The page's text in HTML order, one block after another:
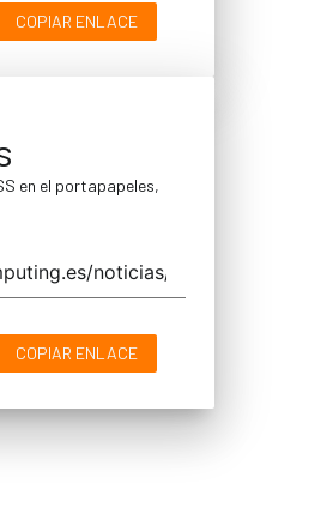
COPIAR ENLACE
en el portapapeles,
COPIAR ENLACE